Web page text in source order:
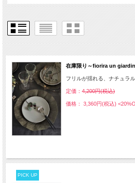
在庫限り～fiorira un
フリルが揺れる、ナチュラ
定価： 4,200円(税込)
価格： 3,360円(税込)
PICK UP